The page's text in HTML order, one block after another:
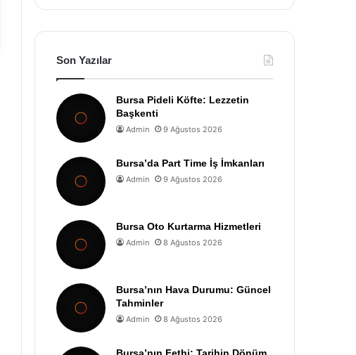
Son Yazılar
Bursa Pideli Köfte: Lezzetin
Başkenti
Admin 9 Ağustos 2026
Bursa’da Part Time İş İmkanları
Admin 9 Ağustos 2026
Bursa Oto Kurtarma Hizmetleri
Admin 8 Ağustos 2026
Bursa’nın Hava Durumu: Güncel
Tahminler
Admin 8 Ağustos 2026